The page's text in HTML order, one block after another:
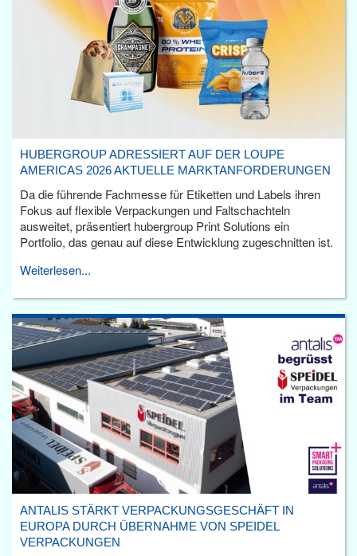
HUBERGROUP ADRESSIERT AUF DER LOUPE
AMERICAS 2026 AKTUELLE MARKTANFORDERUNGEN
Da die führende Fachmesse für Etiketten und Labels ihren
Fokus auf flexible Verpackungen und Faltschachteln
ausweitet, präsentiert hubergroup Print Solutions ein
Portfolio, das genau auf diese Entwicklung zugeschnitten ist.
Weiterlesen...
ANTALIS STÄRKT VERPACKUNGSGESCHÄFT IN
EUROPA DURCH ÜBERNAHME VON SPEIDEL
VERPACKUNGEN